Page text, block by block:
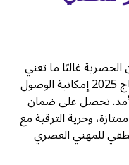
غالبًا ما تعني
التنوع. يمنحك اختيار استئجار كيا سبورتاج 2025 إمكانية الوصول
تحصل على ضمان
وحرية الترقية مع
للمهني العصري